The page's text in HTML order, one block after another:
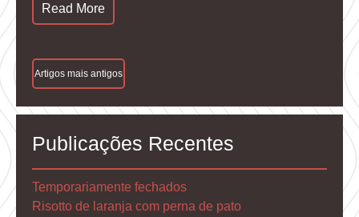
Read More
Navegação
De
Artigos
Artigos mais antigos
Publicações Recentes
Temporariamente fechados
Risotto de laranja com perna de pato